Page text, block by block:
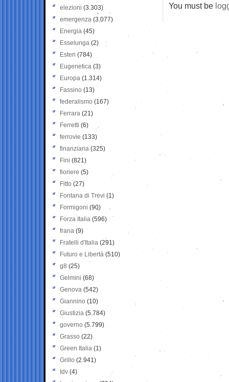
You must be
elezioni (3.303)
emergenza (3.077)
Energia (45)
Esselunga (2)
Esteri (784)
Eugenetica (3)
Europa (1.314)
Fassino (13)
federalismo (167)
Ferrara (21)
Ferretti (6)
ferrovie (133)
finanziaria (325)
Fini (821)
fioriere (5)
Fitto (27)
Fontana di Trevi (1)
Formigoni (90)
Forza Italia (596)
frana (9)
Fratelli d'Italia (291)
Futuro e Libertà (510)
g8 (25)
Gelmini (68)
Genova (542)
Giannino (10)
Giustizia (5.784)
governo (5.799)
Grasso (22)
Green Italia (1)
Grillo (2.941)
Idv (4)